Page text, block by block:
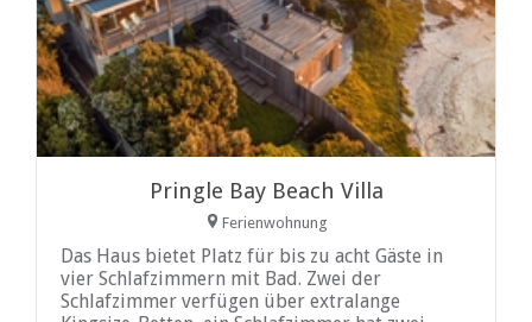
Pringle Bay Beach Villa
Ferienwohnung
Das Haus bietet Platz für bis zu acht Gäste in
vier Schlafzimmern mit Bad. Zwei der
Schlafzimmer verfügen über extralange